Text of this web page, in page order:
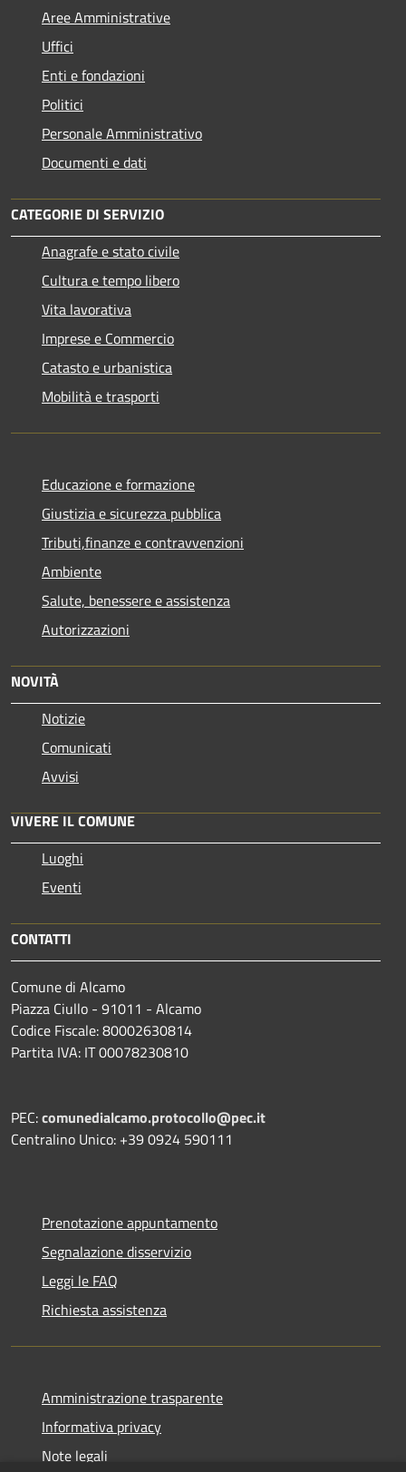
Aree Amministrative
Uffici
Enti e fondazioni
Politici
Personale Amministrativo
Documenti e dati
CATEGORIE DI SERVIZIO
Anagrafe e stato civile
Cultura e tempo libero
Vita lavorativa
Imprese e Commercio
Catasto e urbanistica
Mobilità e trasporti
Educazione e formazione
Giustizia e sicurezza pubblica
Tributi,finanze e contravvenzioni
Ambiente
Salute, benessere e assistenza
Autorizzazioni
NOVITÀ
Notizie
Comunicati
Avvisi
VIVERE IL COMUNE
Luoghi
Eventi
CONTATTI
Comune di Alcamo
Piazza Ciullo - 91011 - Alcamo
Codice Fiscale: 80002630814
Partita IVA: IT 00078230810
PEC:comunedialcamo.protocollo@pec.it
Centralino Unico: +39 0924 590111
Prenotazione appuntamento
Segnalazione disservizio
Leggi le FAQ
Richiesta assistenza
Amministrazione trasparente
Informativa privacy
Note legali